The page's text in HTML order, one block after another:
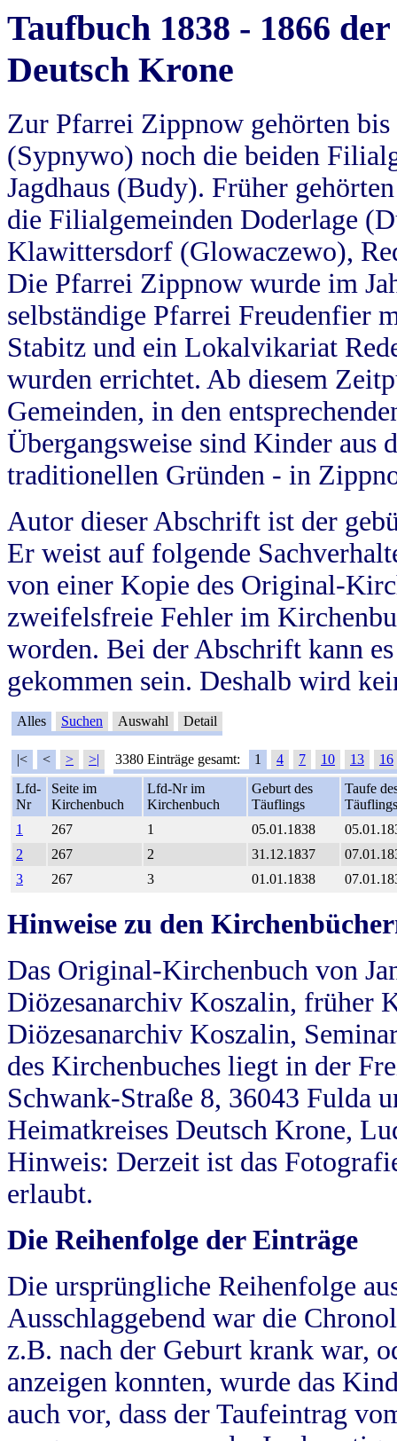
Taufbuch 1838 - 1866
Deutsch Krone
Zur Pfarrei Zippnow gehörten
(Sypnywo) noch die beiden
Jagdhaus (Budy). Früher
die Filialgemeinden Doderlage
Klawittersdorf (Glowaczewo),
Die Pfarrei Zippnow wurde im
selbständige Pfarrei Freudenfier
Stabitz und ein Lokalvikariat
wurden errichtet. Ab diesem
Gemeinden, in den
Übergangsweise sind Kinder aus
traditionellen Gründen - in
Autor dieser Abschrift ist der
Er weist auf folgende
von einer Kopie des Original-
zweifelsfreie Fehler im
worden. Bei der Abschrift kann
gekommen sein. Deshalb wird
Alles Suchen Auswahl Detail
|< < > >| 3380 Einträge gesamt: 1 4 7 10 13
16
Lfd-
Nr
Seite im
Kirchenbuch
Lfd-Nr im
Kirchenbuch
Geburt des
Täuflings
Taufe
Täuflings
1
267 1 05.01.1838
2
267 2 31.12.1837
3
267 3 01.01.1838
Hinweise zu den
Das Original-Kirchenbuch von
Diözesanarchiv Koszalin, früher
Diözesanarchiv Koszalin,
des Kirchenbuches liegt in der
Schwank-Straße 8, 36043 Fulda
Heimatkreises Deutsch Krone,
Hinweis: Derzeit ist das
erlaubt.
Die Reihenfolge der Einträge
Die ursprüngliche Reihenfolge
Ausschlaggebend war die
z.B. nach der Geburt krank war,
anzeigen konnten, wurde das
auch vor, dass der Taufeintrag